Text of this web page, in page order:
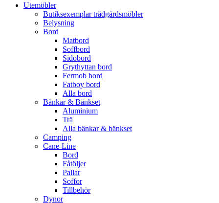
Utemöbler
Butiksexemplar trädgårdsmöbler
Belysning
Bord
Matbord
Soffbord
Sidobord
Grythyttan bord
Fermob bord
Fatboy bord
Alla bord
Bänkar & Bänkset
Aluminium
Trä
Alla bänkar & bänkset
Camping
Cane-Line
Bord
Fåtöljer
Pallar
Soffor
Tillbehör
Dynor